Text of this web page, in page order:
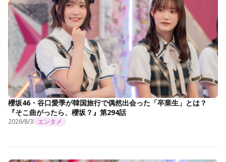
櫻坂46・谷口愛季が韓国旅行で偶然出会った「卒業生」とは？
『そこ曲がったら、櫻坂？』第294話
2026/8/3 エンタメ